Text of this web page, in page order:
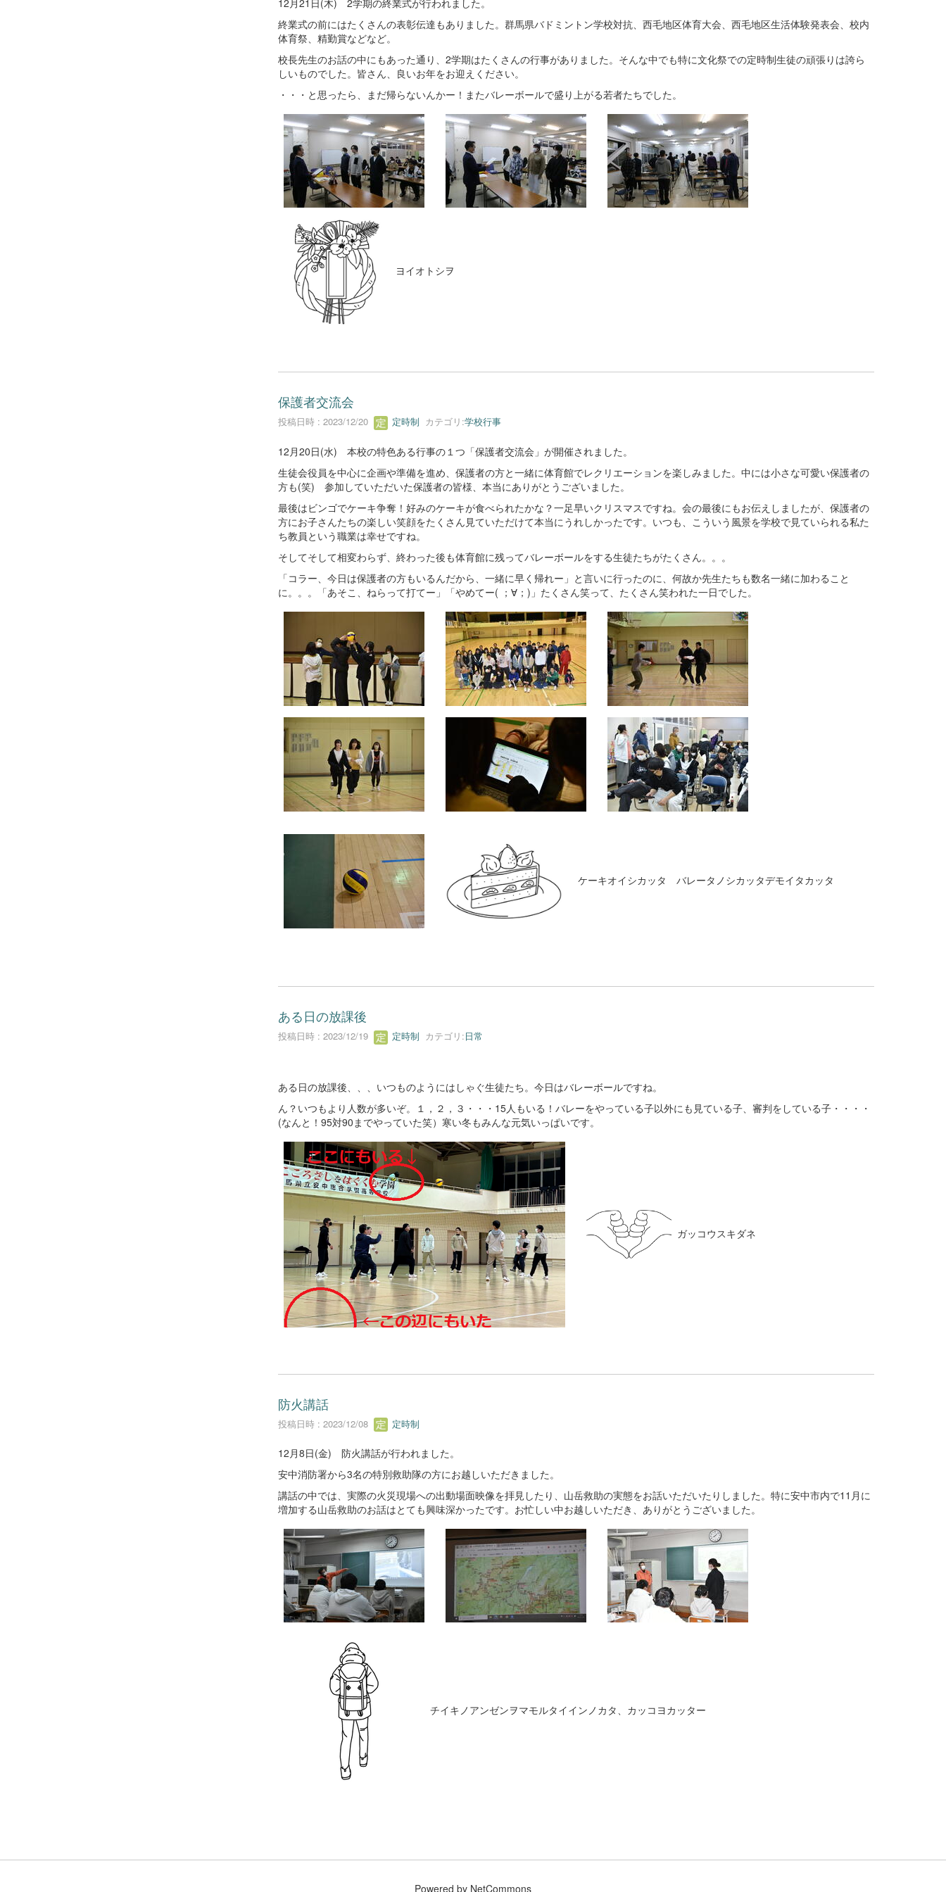
12月21日(木) 2学期の終業式が行われました。
終業式の前にはたくさんの表彰伝達もありました。群馬県バドミントン学校対抗、西毛地区体育大会、西毛地区生活体験発表会、校内
体育祭、精勤賞などなど。
校長先生のお話の中にもあった通り、2学期はたくさんの行事がありました。そんな中でも特に文化祭での定時制生徒の頑張りは誇ら
しいものでした。皆さん、良いお年をお迎えください。
・・・と思ったら、まだ帰らないんかー！またバレーボールで盛り上がる若者たちでした。
ヨイオトシヲ
保護者交流会
投稿日時 : 2023/12/20 定時制 カテゴリ:学校行事
12月20日(水) 本校の特色ある行事の１つ「保護者交流会」が開催されました。
生徒会役員を中心に企画や準備を進め、保護者の方と一緒に体育館でレクリエーションを楽しみました。中には小さな可愛い保護者の
方も(笑) 参加していただいた保護者の皆様、本当にありがとうございました。
最後はビンゴでケーキ争奪！好みのケーキが食べられたかな？一足早いクリスマスですね。会の最後にもお伝えしましたが、保護者の
方にお子さんたちの楽しい笑顔をたくさん見ていただけて本当にうれしかったです。いつも、こういう風景を学校で見ていられる私た
ち教員という職業は幸せですね。
そしてそして相変わらず、終わった後も体育館に残ってバレーボールをする生徒たちがたくさん。。。
「コラー、今日は保護者の方もいるんだから、一緒に早く帰れー」と言いに行ったのに、何故か先生たちも数名一緒に加わること
に。。。「あそこ、ねらって打てー」「やめてー( ；∀；)」たくさん笑って、たくさん笑われた一日でした。
ケーキオイシカッタ バレータノシカッタデモイタカッタ
ある日の放課後
投稿日時 : 2023/12/19 定時制 カテゴリ:日常
ある日の放課後、、、いつものようにはしゃぐ生徒たち。今日はバレーボールですね。
ん？いつもより人数が多いぞ。１，２，３・・・15人もいる！バレーをやっている子以外にも見ている子、審判をしている子・・・・
(なんと！95対90までやっていた笑）寒い冬もみんな元気いっぱいです。
ガッコウスキダネ
防火講話
投稿日時 : 2023/12/08 定時制
12月8日(金) 防火講話が行われました。
安中消防署から3名の特別救助隊の方にお越しいただきました。
講話の中では、実際の火災現場への出動場面映像を拝見したり、山岳救助の実態をお話いただいたりしました。特に安中市内で11月に
増加する山岳救助のお話はとても興味深かったです。お忙しい中お越しいただき、ありがとうございました。
チイキノアンゼンヲマモルタイインノカタ、カッコヨカッター
Powered by NetCommons